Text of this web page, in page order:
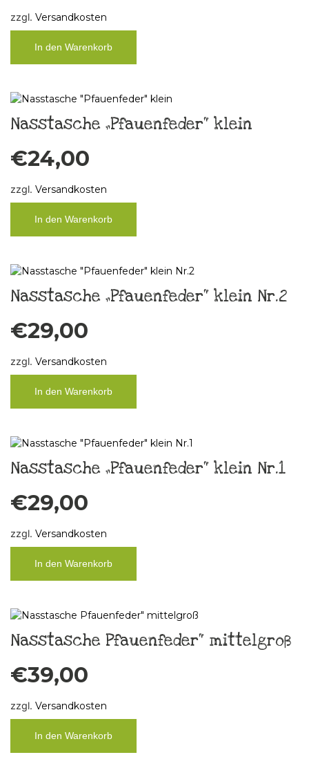
zzgl. Versandkosten
In den Warenkorb
Nasstasche „Pfauenfeder“ klein
€24,00
zzgl. Versandkosten
In den Warenkorb
Nasstasche „Pfauenfeder“ klein Nr.2
€29,00
zzgl. Versandkosten
In den Warenkorb
Nasstasche „Pfauenfeder“ klein Nr.1
€29,00
zzgl. Versandkosten
In den Warenkorb
Nasstasche Pfauenfeder“ mittelgroß
€39,00
zzgl. Versandkosten
In den Warenkorb